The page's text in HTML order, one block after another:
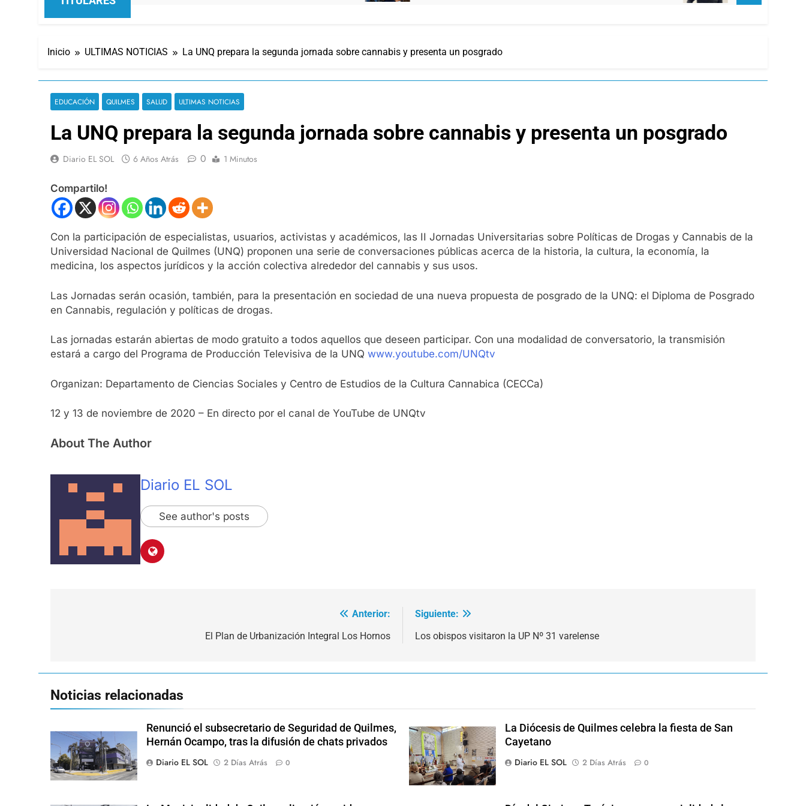
Inicio ULTIMAS NOTICIAS La UNQ prepara la segunda jornada sobre cannabis y presenta un posgrado
EDUCACIÓN QUILMES SALUD ULTIMAS NOTICIAS
La UNQ prepara la segunda jornada sobre cannabis y presenta un posgrado
Diario EL SOL 6 Años Atrás 0 1 Minutos
Compartilo!
Con la participación de especialistas, usuarios, activistas y académicos, las II Jornadas Universitarias sobre Políticas de Drogas y Cannabis de la
Universidad Nacional de Quilmes (UNQ) proponen una serie de conversaciones públicas acerca de la historia, la cultura, la economía, la
medicina, los aspectos jurídicos y la acción colectiva alrededor del cannabis y sus usos.
Las Jornadas serán ocasión, también, para la presentación en sociedad de una nueva propuesta de posgrado de la UNQ: el Diploma de Posgrado
en Cannabis, regulación y políticas de drogas.
Las jornadas estarán abiertas de modo gratuito a todos aquellos que deseen participar. Con una modalidad de conversatorio, la transmisión
estará a cargo del Programa de Producción Televisiva de la UNQ www.youtube.com/UNQtv
Organizan: Departamento de Ciencias Sociales y Centro de Estudios de la Cultura Cannabica (CECCa)
12 y 13 de noviembre de 2020 – En directo por el canal de YouTube de UNQtv
About The Author
Diario EL SOL
See author's posts
Anterior:
El Plan de Urbanización Integral Los Hornos
Siguiente:
Los obispos visitaron la UP Nº 31 varelense
Noticias relacionadas
Renunció el subsecretario de Seguridad de Quilmes,
Hernán Ocampo, tras la difusión de chats privados
Diario EL SOL
2 Días Atrás 0
La Diócesis de Quilmes celebra la fiesta de San
Cayetano
Diario EL SOL
2 Días Atrás 0